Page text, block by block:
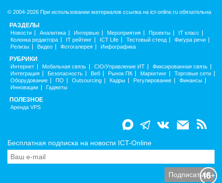
© 2004-2026 При использовании материалов ссылка на ict-online.ru обязательна
РАЗДЕЛЫ
Новости Аналитика Интервью Мероприятия Проекты
IT класс
Колонка редактора
IT рейтинг ICT Life Тестовый стенд
Фигура речи
Релизы
Видео Фотогалерея Инфографика
РУБРИКИ
Интернет Мобильная связь CIO/Управление ИТ
Фиксированная связь
Интеграция
Безопасность Веб Рынок ПК Маркетинг
Торговые сети
Оборудование
ПО Outsourcing Кадры Регулирование
Финансы
Инновации
Гаджеты
ПОЛЕЗНОЕ
Аренда VPS
Бесплатная подписка на новости ICT-Online